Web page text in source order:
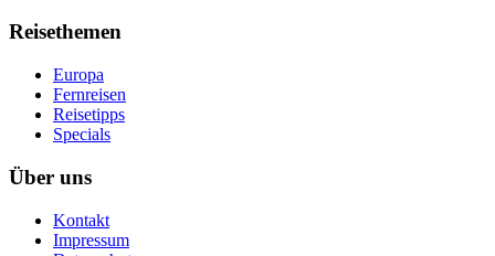
Reisethemen
Europa
Fernreisen
Reisetipps
Specials
Über uns
Kontakt
Impressum